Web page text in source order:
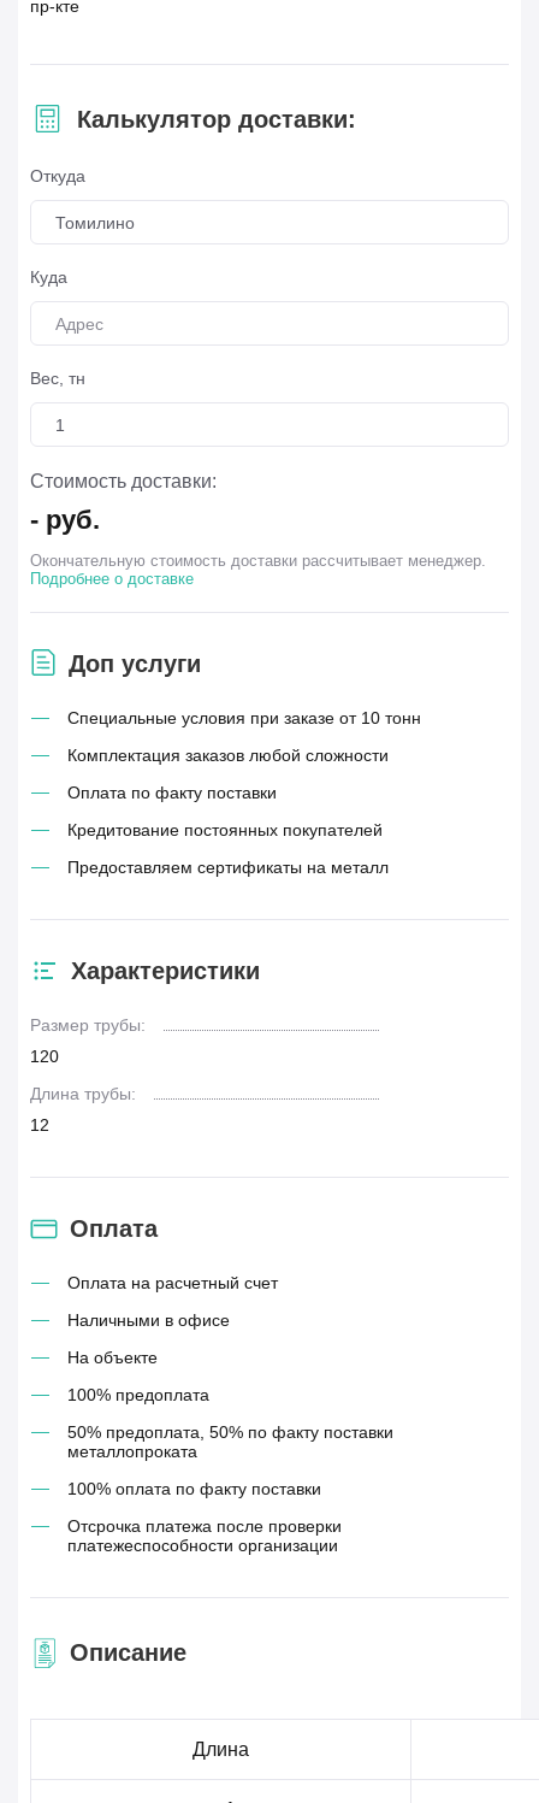
пр-кте
Калькулятор доставки:
Откуда
Томилино
Куда
Вес, тн
Стоимость доставки:
- руб.
Окончательную стоимость доставки рассчитывает менеджер.
Подробнее о доставке
Доп услуги
Специальные условия при заказе от 10 тонн
Комплектация заказов любой сложности
Оплата по факту поставки
Кредитование постоянных покупателей
Предоставляем сертификаты на металл
Характеристики
Размер трубы:
120
Длина трубы:
12
Оплата
Оплата на расчетный счет
Наличными в офисе
На объекте
100% предоплата
50% предоплата, 50% по факту поставки
металлопроката
100% оплата по факту поставки
Отсрочка платежа после проверки
платежеспособности организации
Описание
Длина